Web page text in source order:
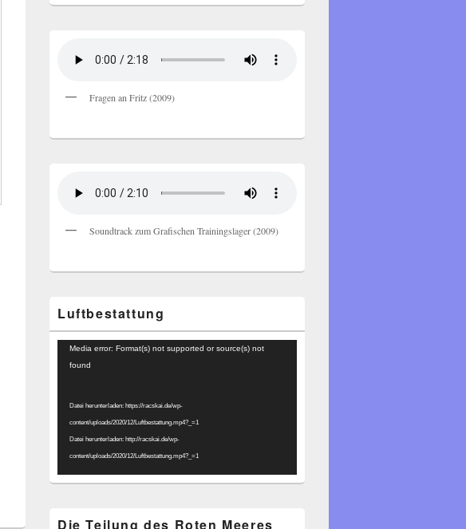
Fragen an Fritz (2009)
Soundtrack zum Grafischen Trainingslager (2009)
Luftbestattung
Video-
Player
Media error: Format(s) not supported or source(s) not
found
Datei herunterladen: https://racskai.de/wp-
content/uploads/2020/12/Luftbestattung.mp4?_=1
Datei herunterladen: http://racskai.de/wp-
content/uploads/2020/12/Luftbestattung.mp4?_=1
Die Teilung des Roten Meeres